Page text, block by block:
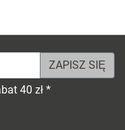
40 zł *